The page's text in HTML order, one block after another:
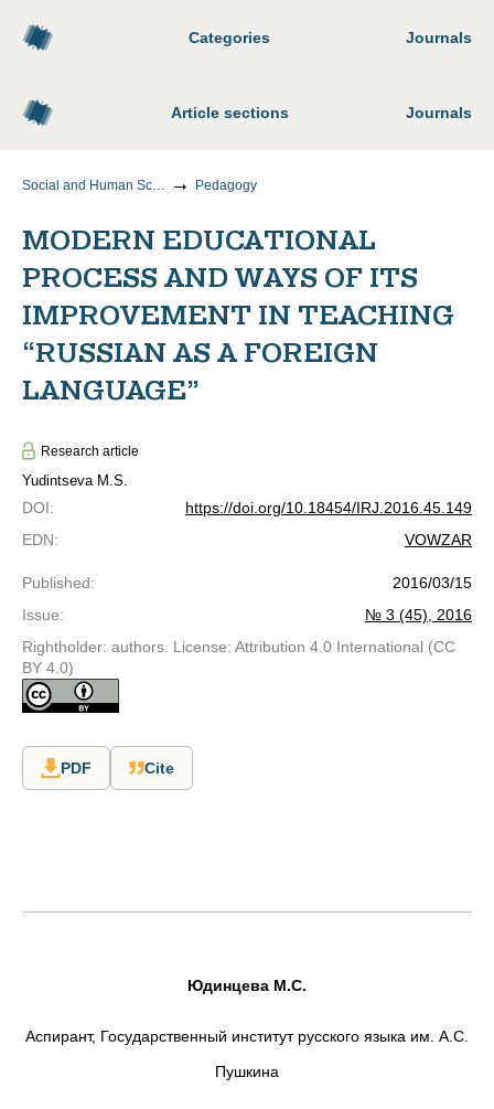
Categories Journals
Article sections Journals
Social and Human Sciences Pedagogy
MODERN EDUCATIONAL
PROCESS AND WAYS OF ITS
IMPROVEMENT IN TEACHING
“RUSSIAN AS A FOREIGN
LANGUAGE”
Research article
Yudintseva M.S.
DOI:
https://doi.org/10.18454/IRJ.2016.45.149
EDN: VOWZAR
Published:
2016/03/15
Issue:
№ 3 (45), 2016
Rightholder: authors. License: Attribution 4.0 International (CC
BY 4.0)
PDF Cite
Юдинцева М.С.
Аспирант, Государственный институт русского языка им. А.С.
Пушкина